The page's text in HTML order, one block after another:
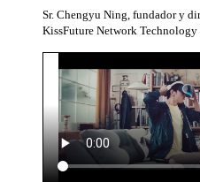
Sr. Chengyu Ning, fundador y
KissFuture Network